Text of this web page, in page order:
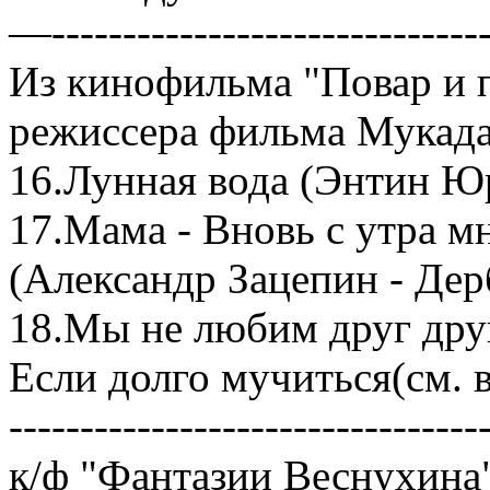
Из кинофильма "Повар и
режиссера фильма
16.Лунная вода (Энтин
17.Мама - Вновь с утра
(Александр Зацепин -
18.Мы не любим друг
Если долго мучиться(см.
к/ф "Фантазии